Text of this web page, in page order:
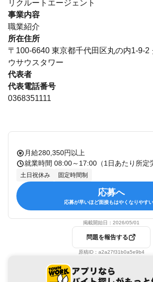
リクルートエージェント
事業内容
職業紹介
所在住所
〒100-6640 東京都千代田区丸の内1-9-2
ウサウスタワー
代表者
代表電話番号
0368351111
月給280,350円以上
土日祝休み 固定時間制
応募へ
応募が早いほど面接もはやくなりやすい
掲載開始日： 2026/05/01
問題を報告する
原稿ID： a2a27f31b0a5e9b4